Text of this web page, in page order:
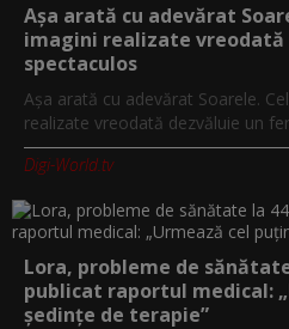
Așa arată cu adevărat
imagini realizate vreodată
spectaculos
Așa arată cu adevărat Soarele.
realizate vreodată dezvăluie un
Digi-World.tv
Lora, probleme de
publicat raportul medical:
ședințe de terapie”